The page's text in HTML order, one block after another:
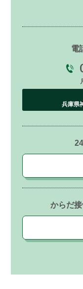
電
兵庫県
からだ